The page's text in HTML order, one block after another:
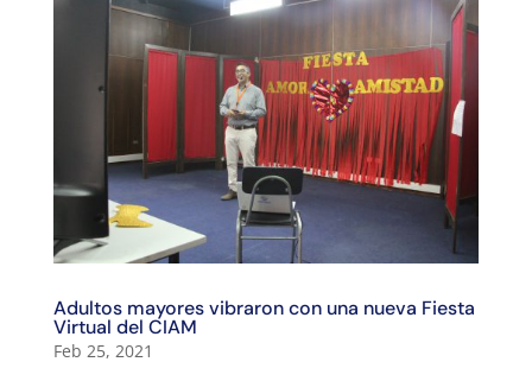
Adultos mayores vibraron con una nueva Fiesta
Virtual del CIAM
Feb 25, 2021